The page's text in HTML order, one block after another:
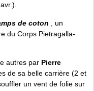
de coton
, un
du Corps Pietragalla-
autres par Pierre
de sa belle carrière (2 et
un vent de folie sur